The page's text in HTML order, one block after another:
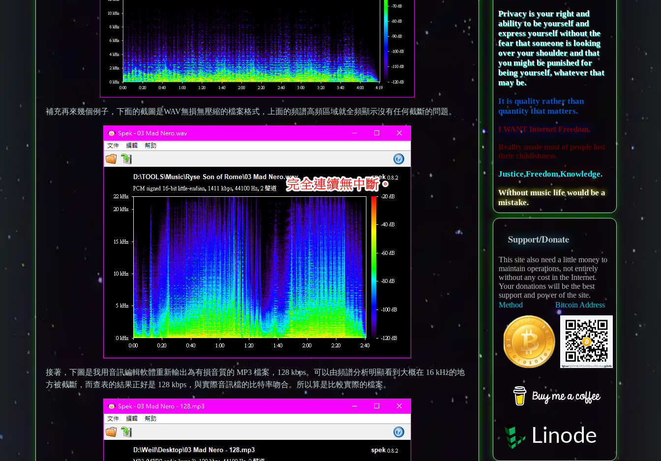
補充再來幾個例子，下面的截圖是WAV無損無壓縮的檔案格式，上面的頻譜高頻區域就全頻顯示沒有任何截斷的問題。
接著，下圖是我用音訊編輯軟體重新輸出為有損音質的 MP3 檔案，128 kbps。可以由頻譜分析明顯看到大概在 16 kHz的地
方被截斷，而查表的結果正好是 128 kbps，與實際音訊檔的比特率吻合。所以算是比較實際的檔案。
Privacy is your right and
ability to be yourself and
express yourself without the
fear that someone is looking
over your shoulder and that
you might be punished for
being yourself, whatever that
may be.
It is quality rather than
quantity that matters.
I WANT Internet Freedom.
Reality made most of people lost
their childishness.
Justice,Freedom,Knowledge.
Without music life would be a
mistake.
Support/Donate
This site also need a little money to
maintain operations, not entirely
without any cost in the Internet.
Your donations will be the best
support and power of the site.
Method
Bitcoin Address
Linode